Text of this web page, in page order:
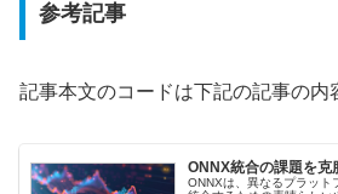
参考記事
記事本文のコードは下記の記事の内
ONNX統合の課題を克
ONNXは、異なるプラット